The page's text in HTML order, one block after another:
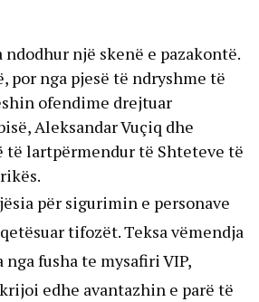
një skenë e pazakontë.
por nga pjesë të ndryshme të
ofendime drejtuar
Aleksandar Vuçiq dhe
lartpërmendur të Shteteve të
për sigurimin e personave
tifozët. Teksa vëmendja
fusha te mysafiri VIP,
edhe avantazhin e parë të